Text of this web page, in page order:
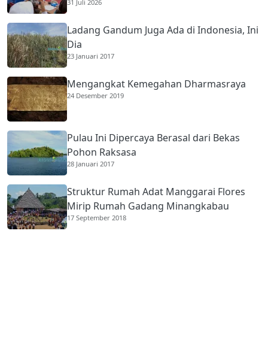
Membantu Ekonomi Orang Tua
31 Juli 2026
Ladang Gandum Juga Ada di Indonesia, Ini
Dia
23 Januari 2017
Mengangkat Kemegahan Dharmasraya
24 Desember 2019
Pulau Ini Dipercaya Berasal dari Bekas
Pohon Raksasa
28 Januari 2017
Struktur Rumah Adat Manggarai Flores
Mirip Rumah Gadang Minangkabau
17 September 2018